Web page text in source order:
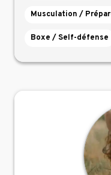
Musculation /
Boxe / Self-défense